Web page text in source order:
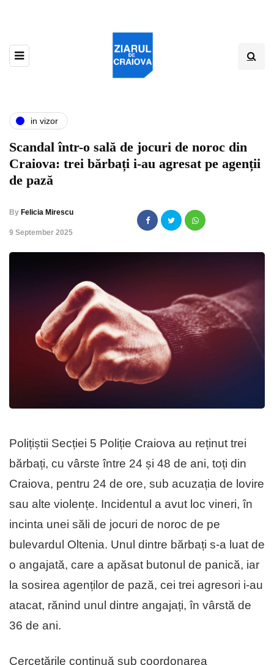
in vizor
Scandal într-o sală de jocuri de noroc din
Craiova: trei bărbați i-au agresat pe agenții
de pază
By Felicia Mirescu
,9 September 2025
Polițiștii Secției 5 Poliție Craiova au reținut trei
bărbați, cu vârste între 24 și 48 de ani, toți din
Craiova, pentru 24 de ore, sub acuzația de lovire
sau alte violențe. Incidentul a avut loc vineri, în
incinta unei săli de jocuri de noroc de pe
bulevardul Oltenia. Unul dintre bărbați s-a luat de
o angajată, care a apăsat butonul de panică, iar
la sosirea agenților de pază, cei trei agresori i-au
atacat, rănind unul dintre angajați, în vârstă de
36 de ani.
Cercetările continuă sub coordonarea